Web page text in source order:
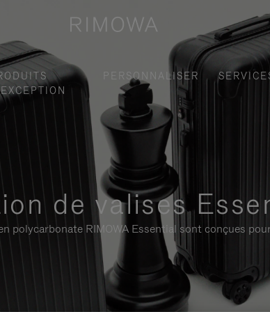
PERSONNALISER
de valises
polycarbonate RIMOWA Essential sont conçues